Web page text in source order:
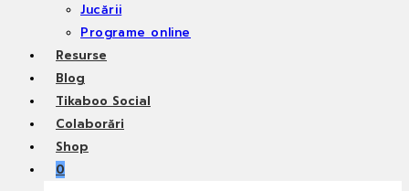
Jucării
Programe online
Resurse
Blog
Tikaboo Social
Colaborări
Shop
0